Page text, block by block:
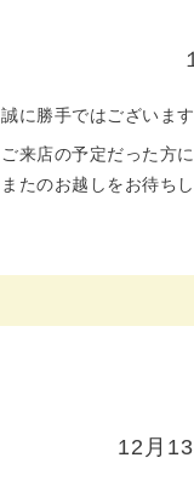
誠に勝手ではございま
ご来店の予定だった方
またのお越しをお待ち
12月